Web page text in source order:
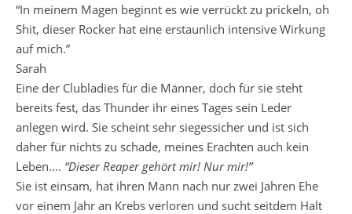
“In meinem Magen beginnt es wie verrückt zu prickeln, oh
Shit, dieser Rocker hat eine erstaunlich intensive Wirkung
auf mich.”
Sarah
Eine der Clubladies für die Männer, doch für sie steht
bereits fest, das Thunder ihr eines Tages sein Leder
anlegen wird. Sie scheint sehr siegessicher und ist sich
daher für nichts zu schade, meines Erachten auch kein
Leben…. “Dieser Reaper gehört mir! Nur mir!”
Sie ist einsam, hat ihren Mann nach nur zwei Jahren Ehe
vor einem Jahr an Krebs verloren und sucht seitdem Halt